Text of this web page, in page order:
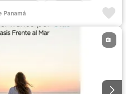
Panamá